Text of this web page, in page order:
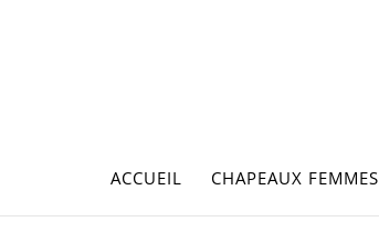
ACCUEIL CHAPEAUX FEMMES